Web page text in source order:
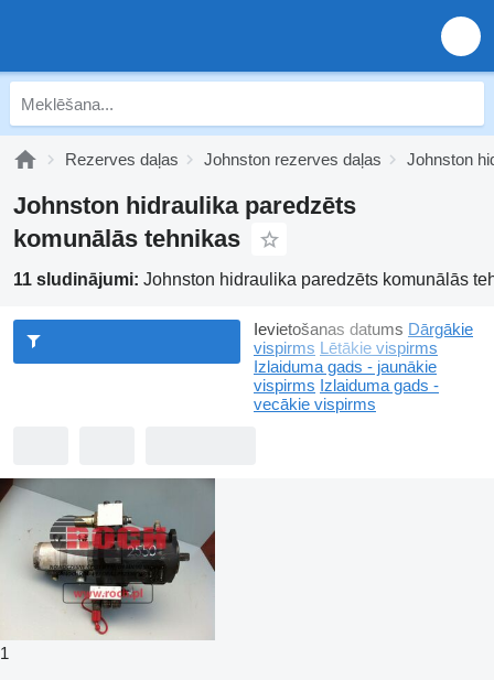
Rezerves daļas Johnston rezerves daļas Johnston
Johnston hidraulika paredzēts
komunālās tehnikas
11 sludinājumi: Johnston hidraulika paredzēts komunālās
Ievietošanas datums Dārgākie
vispirms Lētākie vispirms
Izlaiduma gads - jaunākie
vispirms Izlaiduma gads -
vecākie vispirms
1